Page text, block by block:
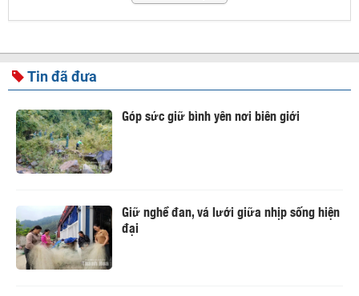
Tin đã đưa
Góp sức giữ bình yên nơi biên giới
Giữ nghề đan, vá lưới giữa nhịp sống hiện
đại